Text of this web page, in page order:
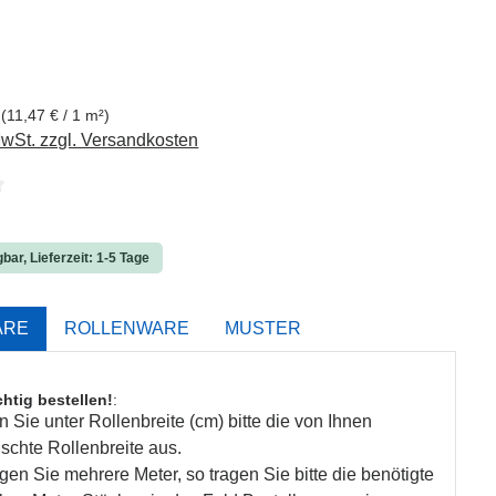
(11,47 € / 1 m²)
zzgl. Versandkosten
Bewertung von 0 von 5 Sternen
Lieferzeit: 1-5 Tage
ROLLENWARE MUSTER
bestellen!:
Sie unter Rollenbreite (cm) bitte die von Ihnen
Rollenbreite aus.
Sie mehrere Meter, so tragen Sie bitte die benötigte